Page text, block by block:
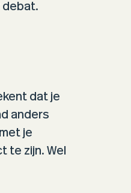
debat.
dat je
anders
je
te zijn. Wel